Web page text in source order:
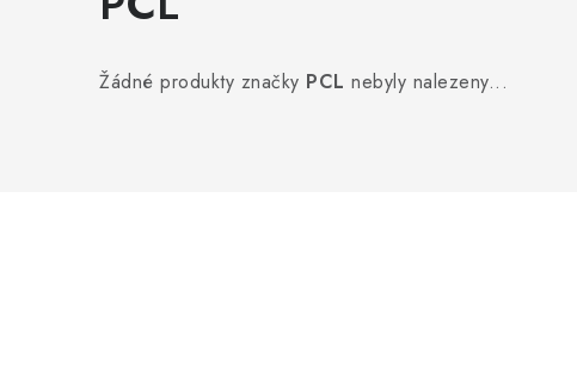
Žádné produkty značky PCL nebyly nalezeny...